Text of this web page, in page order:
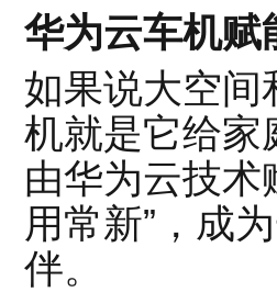
华为云车机赋
如果说大空间
机就是它给家
由华为云技术
用常新”，成
伴。